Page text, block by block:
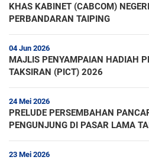
KHAS KABINET (CABCOM)
PERBANDARAN TAIPING
04 Jun 2026
MAJLIS PENYAMPAIAN HADIAH
TAKSIRAN (PICT) 2026
24 Mei 2026
PRELUDE PERSEMBAHAN
PENGUNJUNG DI PASAR LAMA
23 Mei 2026